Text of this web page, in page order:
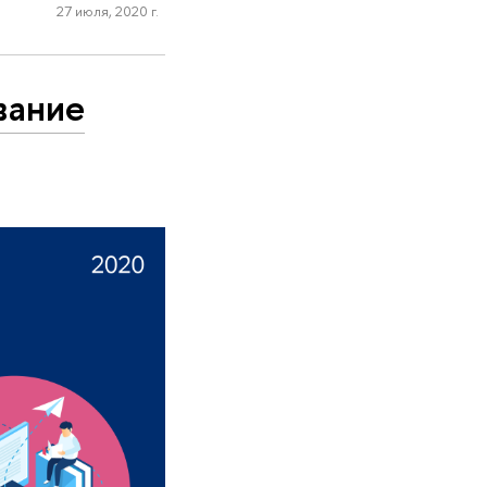
27 июля, 2020 г.